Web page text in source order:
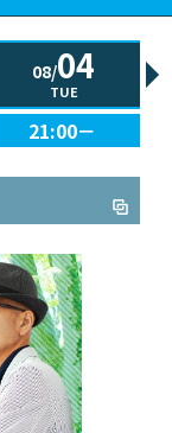
08/04
TUE
21:00－